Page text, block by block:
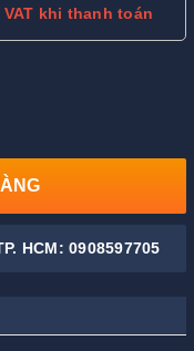
khi thanh toán
HCM: 0908597705